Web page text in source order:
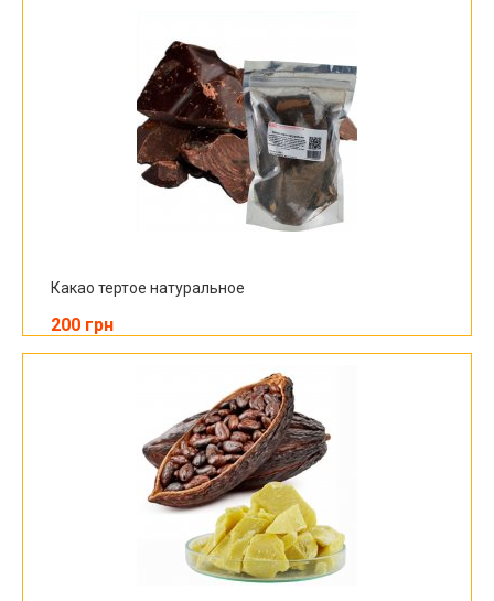
Какао тертое натуральное
200 грн